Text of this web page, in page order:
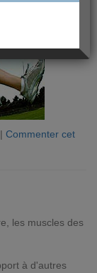
Commenter cet
les muscles des
à d'autres